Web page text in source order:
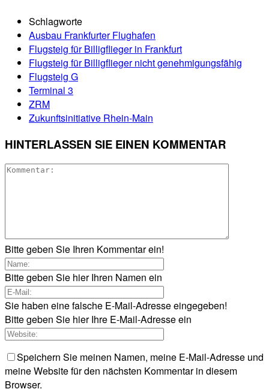
Schlagworte
Ausbau Frankfurter Flughafen
Flugsteig für Billigflieger in Frankfurt
Flugsteig für Billigflieger nicht genehmigungsfähig
Flugsteig G
Terminal 3
ZRM
Zukunftsinitiative Rhein-Main
HINTERLASSEN SIE EINEN KOMMENTAR
Bitte geben Sie Ihren Kommentar ein!
Bitte geben Sie hier Ihren Namen ein
Sie haben eine falsche E-Mail-Adresse eingegeben!
Bitte geben Sie hier Ihre E-Mail-Adresse ein
Speichern Sie meinen Namen, meine E-Mail-Adresse und
meine Website für den nächsten Kommentar in diesem
Browser.